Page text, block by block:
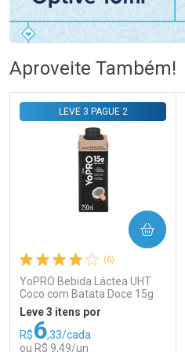
Comprar sem Desconto
Por R$ 83,98/cada
Comprar sem Desconto
Por R$ 83,98/cada
Aproveite Também!
(6)
YoPRO Bebida Láctea UHT
Coco com Batata Doce 15g
de proteínas 250ml
LEVE 3 PAGUE 2
Leve 3 itens por
R$6,33/cada
ou R$ 9,49/un
COMPRAR